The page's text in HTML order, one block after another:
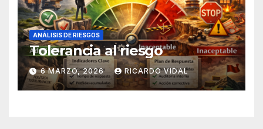
ANÁLISIS DE RIESGOS
Tolerancia al riesgo
6 MARZO, 2026 RICARDO VIDAL